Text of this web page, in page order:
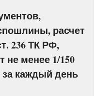
расчет
236 ТК РФ,
не менее 1/150
каждый день